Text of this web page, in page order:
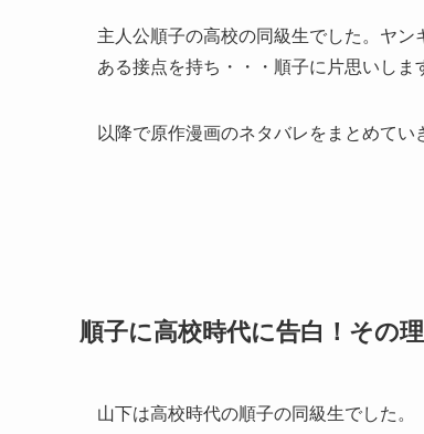
主人公順子の高校の同級生でした。ヤ
ある接点を持ち・・・順子に片思いしま
以降で原作漫画のネタバレをまとめてい
順子に高校時代に告白！その
山下は高校時代の順子の同級生でした。